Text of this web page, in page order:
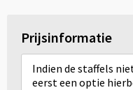
Prijsinformatie
Indien de staffels
eerst een optie